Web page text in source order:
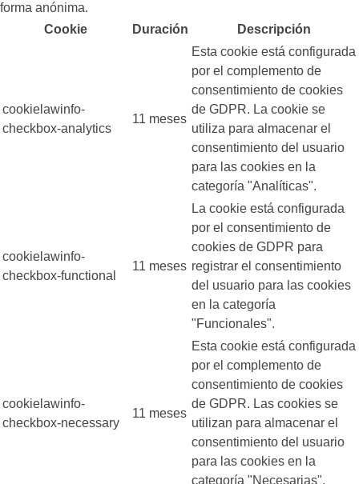
forma anónima.
Cookie
Duración Descripción
cookielawinfo-
checkbox-analytics
11 meses
Esta cookie está configurada
por el complemento de
consentimiento de cookies
de GDPR. La cookie se
utiliza para almacenar el
consentimiento del usuario
para las cookies en la
categoría "Analíticas".
cookielawinfo-
checkbox-functional
11 meses
La cookie está configurada
por el consentimiento de
cookies de GDPR para
registrar el consentimiento
del usuario para las cookies
en la categoría
"Funcionales".
cookielawinfo-
checkbox-necessary
11 meses
Esta cookie está configurada
por el complemento de
consentimiento de cookies
de GDPR. Las cookies se
utilizan para almacenar el
consentimiento del usuario
para las cookies en la
categoría "Necesarias".